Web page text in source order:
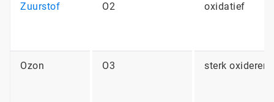
Zuurstof O2 oxidatief
Ozon O3 sterk oxiderend